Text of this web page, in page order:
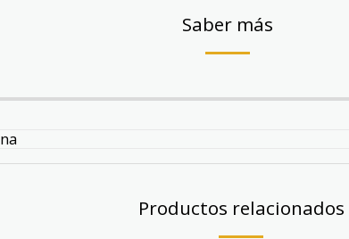
Saber más
Productos relacionados